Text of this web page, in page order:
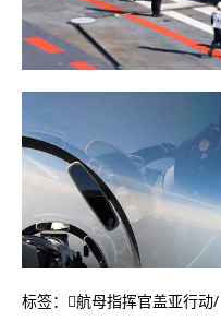
标签： 航母指挥官盖亚行动/